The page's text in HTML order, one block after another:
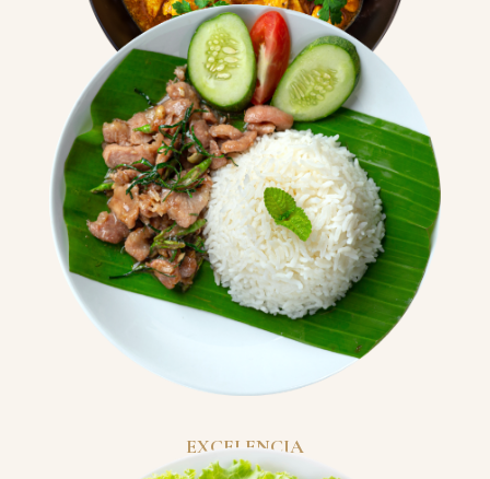
AUTENTICIDAD
tailandés para que conozca una verdadera
Tailandia.
EXCELENCIA
Nuestro servicio atento y discreto lo guiará a
través de esta increíble experiencia,
permitiéndole disfrutar de un mundo de
sensaciones únicas y exclusivas.